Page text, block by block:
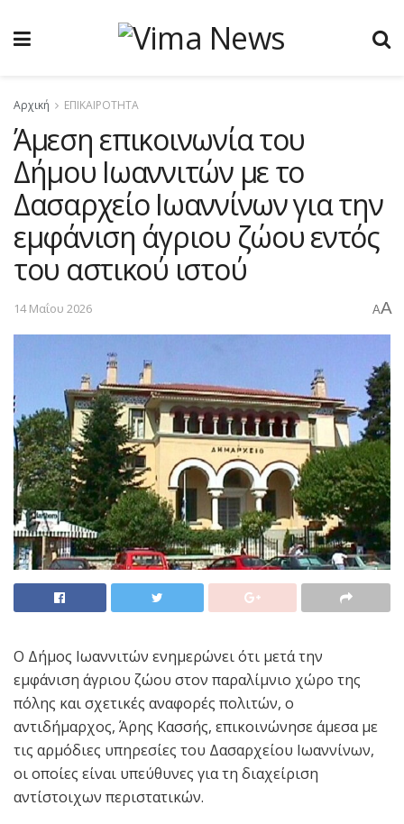
Αρχική ΕΠΙΚΑΙΡΟΤΗΤΑ
Άμεση επικοινωνία του
Δήμου Ιωαννιτών με το
Δασαρχείο Ιωαννίνων για την
εμφάνιση άγριου ζώου εντός
του αστικού ιστού
14 Μαΐου 2026 AA
Ο Δήμος Ιωαννιτών ενημερώνει ότι μετά την
εμφάνιση άγριου ζώου στον παραλίμνιο χώρο της
πόλης και σχετικές αναφορές πολιτών, ο
αντιδήμαρχος, Άρης Κασσής, επικοινώνησε άμεσα με
τις αρμόδιες υπηρεσίες του Δασαρχείου Ιωαννίνων,
οι οποίες είναι υπεύθυνες για τη διαχείριση
αντίστοιχων περιστατικών.